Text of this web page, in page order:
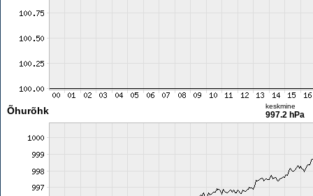
Õhurõhk keskmine
997.2 hPa